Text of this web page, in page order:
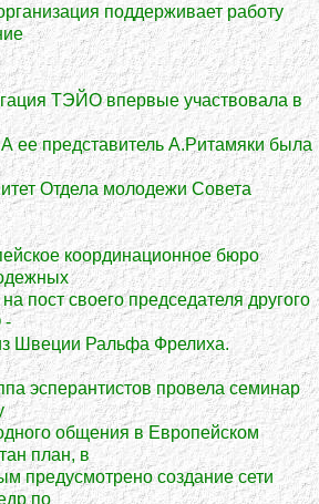
поддерживает работу
ТЭЙО впервые участвовала в
ее представитель А.Ритамяки была
Отдела молодежи Совета
координационное бюро
пост своего председателя другого
-
Швеции Ральфа Фрелиха.
эсперантистов провела семинар
общения в Европейском
план, в
предусмотрено создание сети
по